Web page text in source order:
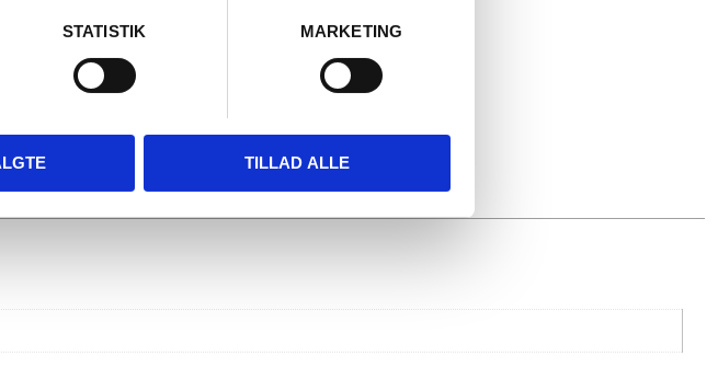
med vores partnere inden for sociale medier,
STATISTIK MARKETING
TILLAD ALLE